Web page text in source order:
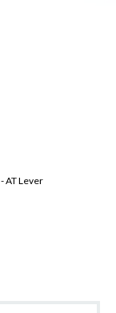
AT Lever